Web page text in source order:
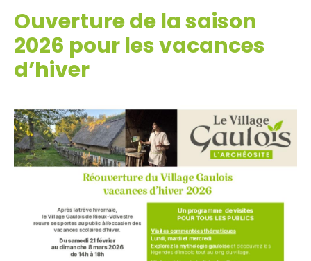
Ouverture de la saison
2026 pour les vacances
d’hiver